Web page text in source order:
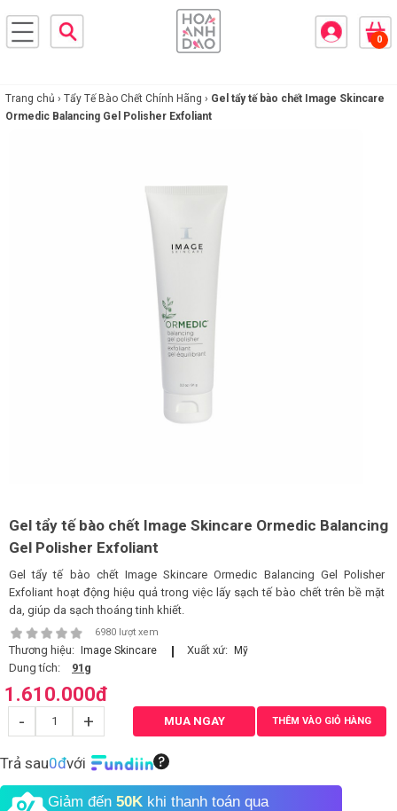
0
FEATURED BRAND
Trang chủ › Tẩy Tế Bào Chết Chính Hãng › Gel tẩy tế bào chết Image Skincare
Ormedic Balancing Gel Polisher Exfoliant
Gel tẩy tế bào chết Image Skincare Ormedic Balancing
Gel Polisher Exfoliant
Gel tẩy tế bào chết Image Skincare Ormedic Balancing Gel Polisher
Exfoliant hoạt động hiệu quả trong việc lấy sạch tế bào chết trên bề mặt
da, giúp da sạch thoáng tinh khiết.
6980 lượt xem
Thương hiệu: Image Skincare Xuất xứ: Mỹ
Dung tích: 91g
1.610.000đ
- + MUA NGAY THÊM VÀO GIỎ HÀNG
Trả sau0đvới
Giảm đến 50K khi thanh toán qua